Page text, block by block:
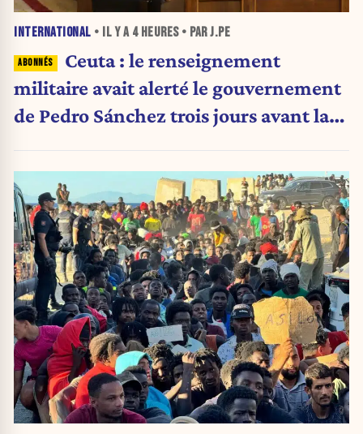
INTERNATIONAL • IL Y A 4 HEURES• PAR J.PE
Ceuta : le renseignement
militaire avait alerté le gouvernement
de Pedro Sánchez trois jours avant la